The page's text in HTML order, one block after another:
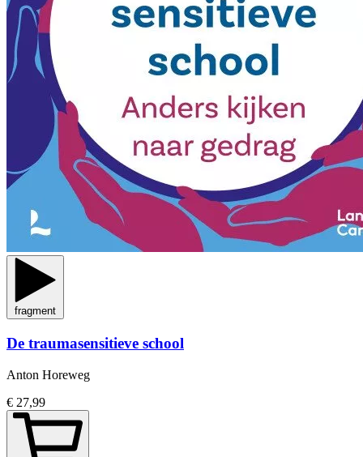
fragment
De traumasensitieve school
Anton Horeweg
€ 27,99